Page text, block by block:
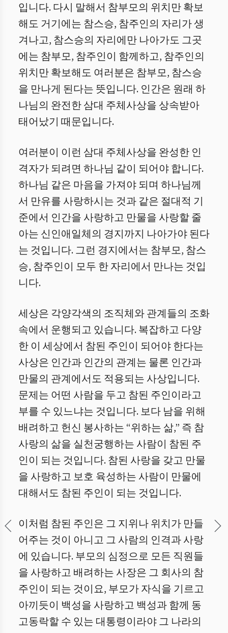
입니다. 다시 말해서 참부모의 위치만 확보
해도 거기에는 참스승, 참주인의 자리가 생
겨나고, 참스승의 자리에만 나아가도 그곳
에는 참부모, 참주인이 함께하고, 참주인의
위치만 확보해도 여러분은 참부모, 참스승
을 만나게 된다는 뜻입니다. 인간은 원래 하
나님의 완전한 삼대 주체사상을 상속받아
태어났기 때문입니다.
여러분이 이런 삼대 주체사상을 완성한 인
격자가 되려면 하나님 같이 되어야 합니다.
하나님 같은 마음을 가져야 되며 하나님께
서 만유를 사랑하시는 것과 같은 절대적 기
준에서 인간을 사랑하고 만물을 사랑할 줄
아는 신인애일체의 경지까지 나아가야 된다
는 것입니다. 그런 경지에서는 참부모, 참스
승, 참주인이 모두 한 자리에서 만나는 것입
니다.
세상은 각양각색의 조직체와 관계들의 조화
속에서 운행되고 있습니다. 복잡하고 다양
한 이 세상에서 참된 주인이 되어야 한다는
사상은 인간과 인간의 관계는 물론 인간과
만물의 관계에서도 적용되는 사상입니다.
문제는 어떤 사람을 두고 참된 주인이라고
부를 수 있느냐는 것입니다. 보다 남을 위해
배려하고 헌신 봉사하는 “위하는 삶,” 즉 참
사랑의 삶을 실천궁행하는 사람이 참된 주
인이 되는 것입니다. 참된 사랑을 갖고 만물
을 사랑하고 보호 육성하는 사람이 만물에
대해서도 참된 주인이 되는 것입니다.
이처럼 참된 주인은 그 지위나 위치가 만들
어주는 것이 아니고 그 사람의 인격과 사랑
에 있습니다. 부모의 심정으로 모든 직원들
을 사랑하고 배려하는 사장은 그 회사의 참
주인이 되는 것이요, 부모가 자식을 기르고
아끼듯이 백성을 사랑하고 백성과 함께 동
고동락할 수 있는 대통령이라야 그 나라의